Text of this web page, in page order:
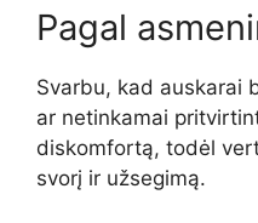
Pagal
Svarbu, kad auskarai
ar netinkamai
diskomfortą, todėl
svorį ir užsegimą.